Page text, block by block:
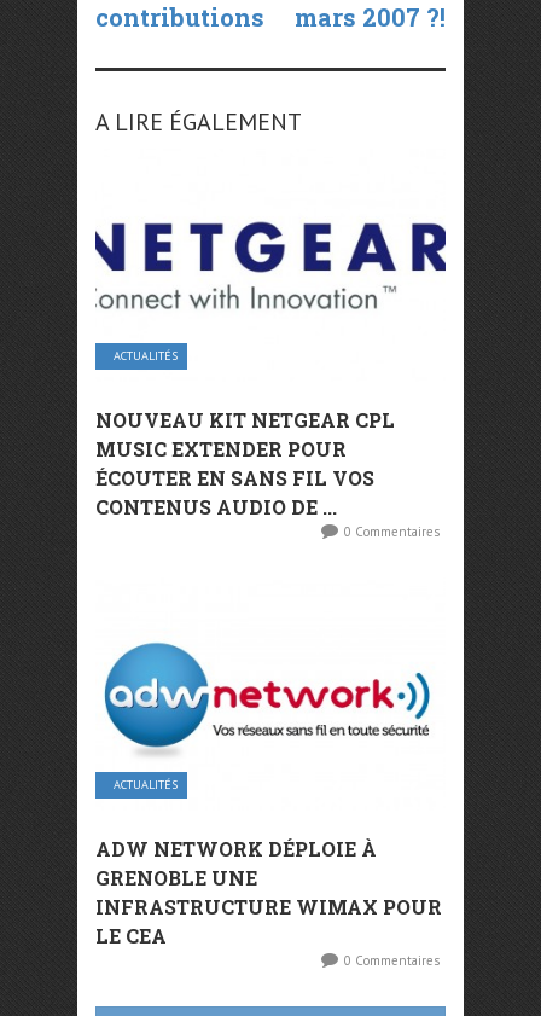
contributions
mars 2007 ?!
A LIRE ÉGALEMENT
ACTUALITÉS
NOUVEAU KIT NETGEAR CPL
MUSIC EXTENDER POUR
ÉCOUTER EN SANS FIL VOS
CONTENUS AUDIO DE ...
0 Commentaires
ACTUALITÉS
ADW NETWORK DÉPLOIE À
GRENOBLE UNE
INFRASTRUCTURE WIMAX POUR
LE CEA
0 Commentaires